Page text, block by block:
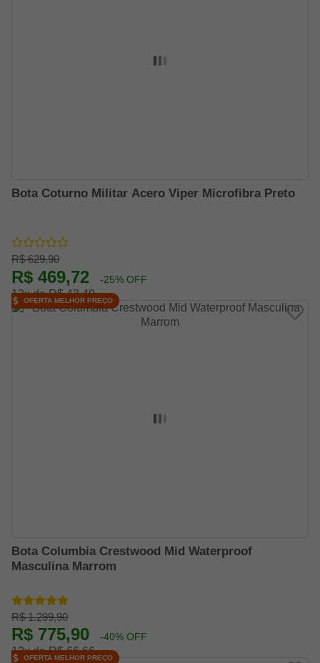
Bota Coturno Militar Acero Viper Microfibra Preto
R$ 629,90
R$ 469,72 -25% OFF
12x de R$ 43,49
Bota Columbia Crestwood Mid Waterproof
Masculina Marrom
R$ 1.299,90
R$ 775,90 -40% OFF
12x de R$ 66,66
OFERTA MELHOR PREÇO
OFERTA MELHOR PREÇO